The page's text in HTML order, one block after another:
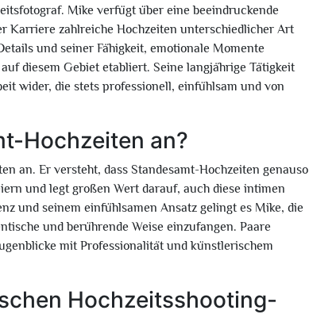
Mike verfügt über eine beeindruckende
Karriere zahlreiche Hochzeiten unterschiedlicher Art
und seiner Fähigkeit, emotionale Momente
diesem Gebiet etabliert. Seine langjährige Tätigkeit
wider, die stets professionell, einfühlsam und von
Hochzeiten an?
an. Er versteht, dass Standesamt-Hochzeiten genauso
und legt großen Wert darauf, auch diese intimen
und seinem einfühlsamen Ansatz gelingt es Mike, die
und berührende Weise einzufangen. Paare
mit Professionalität und künstlerischem
Hochzeitsshooting-